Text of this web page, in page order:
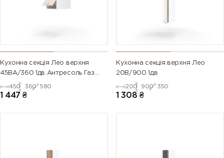
Кухонна секція Лео верхня
45ВА/360 1дв Антресоль Газ
Ліфт
450 360 580
1 447 ₴
Кухонна секція верхня Лео
20В/900 1дв
200 900 350
1 308 ₴